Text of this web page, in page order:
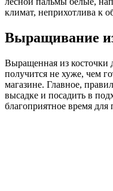
климат, неприхотлива к
Выращивание
Выращенная из косточки
получится не хуже, чем
магазине. Главное,
высадке и посадить в
благоприятное время